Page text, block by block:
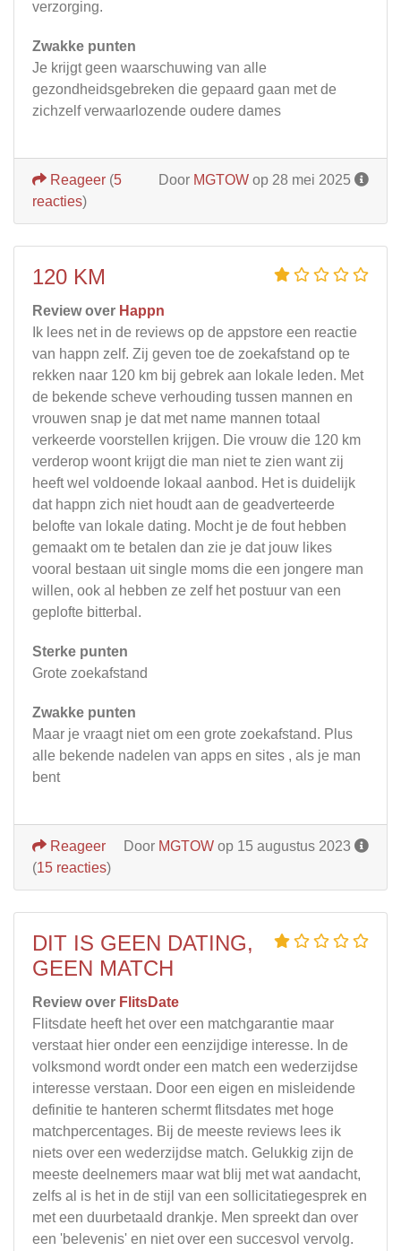
verzorging.
Zwakke punten
Je krijgt geen waarschuwing van alle
gezondheidsgebreken die gepaard gaan met de
zichzelf verwaarlozende oudere dames
Door MGTOW op 28 mei 2025
Reageer (5
reacties)
120 KM
Review over Happn
Ik lees net in de reviews op de appstore een reactie
van happn zelf. Zij geven toe de zoekafstand op te
rekken naar 120 km bij gebrek aan lokale leden. Met
de bekende scheve verhouding tussen mannen en
vrouwen snap je dat met name mannen totaal
verkeerde voorstellen krijgen. Die vrouw die 120 km
verderop woont krijgt die man niet te zien want zij
heeft wel voldoende lokaal aanbod. Het is duidelijk
dat happn zich niet houdt aan de geadverteerde
belofte van lokale dating. Mocht je de fout hebben
gemaakt om te betalen dan zie je dat jouw likes
vooral bestaan uit single moms die een jongere man
willen, ook al hebben ze zelf het postuur van een
geplofte bitterbal.
Sterke punten
Grote zoekafstand
Zwakke punten
Maar je vraagt niet om een grote zoekafstand. Plus
alle bekende nadelen van apps en sites , als je man
bent
Door MGTOW op 15 augustus 2023
Reageer
(15 reacties)
DIT IS GEEN DATING,
GEEN MATCH
Review over FlitsDate
Flitsdate heeft het over een matchgarantie maar
verstaat hier onder een eenzijdige interesse. In de
volksmond wordt onder een match een wederzijdse
interesse verstaan. Door een eigen en misleidende
definitie te hanteren schermt flitsdates met hoge
matchpercentages. Bij de meeste reviews lees ik
niets over een wederzijdse match. Gelukkig zijn de
meeste deelnemers maar wat blij met wat aandacht,
zelfs al is het in de stijl van een sollicitatiegesprek en
met een duurbetaald drankje. Men spreekt dan over
een 'belevenis' en niet over een succesvol vervolg.